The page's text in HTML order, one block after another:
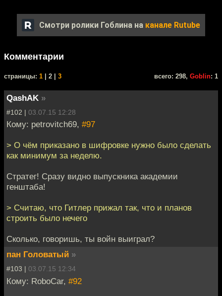
Смотри ролики Гоблина на канале Rutube
Комментарии
cтраницы: 1 | 2 | 3 всего: 298, Goblin: 1
QashAK »
#102 | 03.07.15 12:28
Кому: petrovitch69, #97
> О чём приказано в шифровке нужно было сделать
как минимум за неделю.
Стратег! Сразу видно выпускника академии
генштаба!
> Считаю, что Гитлер прижал так, что и планов
строить было нечего
Сколько, говоришь, ты войн выиграл?
пан Головатый »
#103 | 03.07.15 12:34
Кому: RoboCar, #92